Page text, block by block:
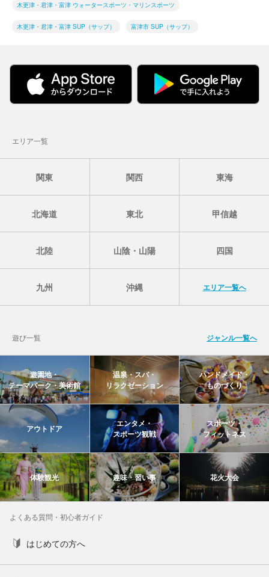
木更津・君津・富津 ウォータースポーツ・マリンスポーツ
木更津・君津・富津 SUP（サップ） 富津市 SUP（サップ）
エリア一覧
関東 関西 東海
北海道 東北 甲信越
北陸 山陰・山陽 四国
九州 沖縄 エリア一覧へ
遊び一覧 ジャンル一覧へ
遊園地・
テーマパーク・美術館
温泉・スパ・
リラクゼーション
ハンドメイド・
ものづくり
アウトドア
エンタメ・
スポーツ観戦
スポーツ・
フィットネス
体験観光 趣味・習い事 花火大会
よくある質問・初心者ガイド
はじめての方へ